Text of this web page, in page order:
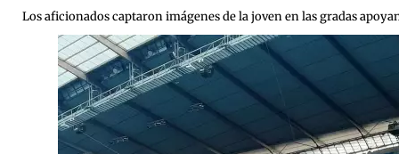
Los aficionados captaron imágenes de la joven en las gradas